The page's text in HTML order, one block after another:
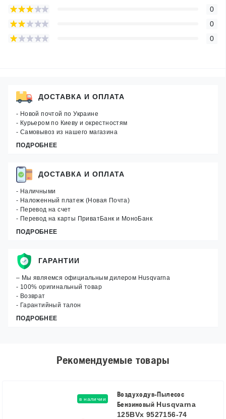
0
0
0
ДОСТАВКА И ОПЛАТА
- Новой почтой по Украине
- Курьером по Киеву и окрестностям
- Самовывоз из нашего магазина
ПОДРОБНЕЕ
ДОСТАВКА И ОПЛАТА
- Наличными
- Наложенный платеж (Новая Почта)
- Перевод на счет
- Перевод на карты ПриватБанк и МоноБанк
ПОДРОБНЕЕ
ГАРАНТИИ
– Мы являемся официальным дилером Husqvarna
- 100% оригинальный товар
- Возврат
- Гарантийный талон
ПОДРОБНЕЕ
Рекомендуемые товары
в наличии
Воздуходув-Пылесос
Бензиновый Husqvarna
125BVx 9527156-74